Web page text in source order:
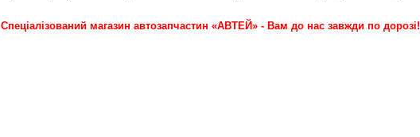
Спеціалізований магазин автозапчастин «АВТЕЙ» - Вам до нас завжди по дорозі!